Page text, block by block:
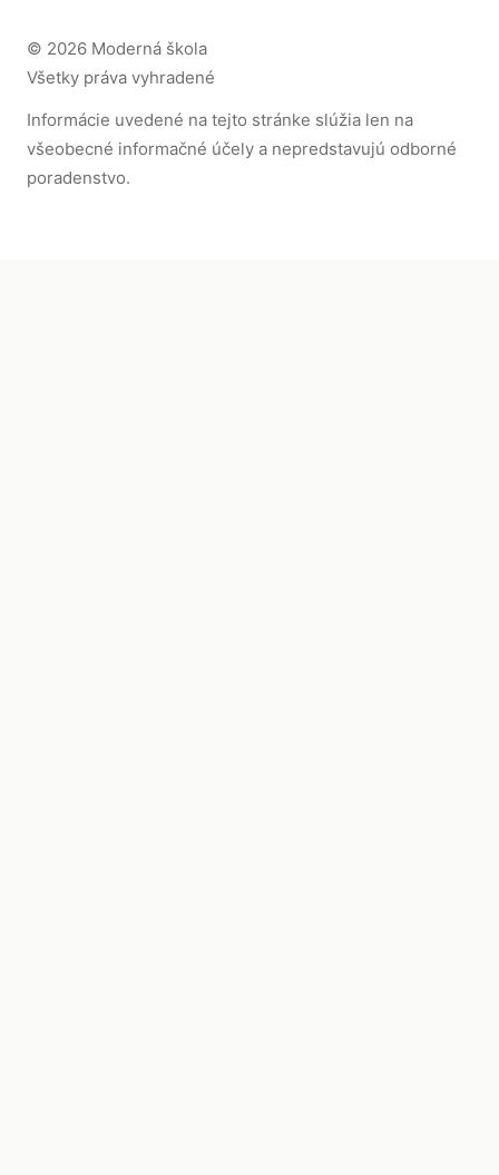
© 2026 Moderná škola
Všetky práva vyhradené
Informácie uvedené na tejto stránke slúžia len na
všeobecné informačné účely a nepredstavujú odborné
poradenstvo.